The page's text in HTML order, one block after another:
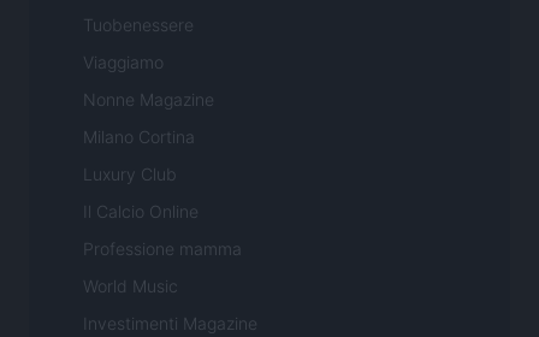
Tuobenessere
Viaggiamo
Nonne Magazine
Milano Cortina
Luxury Club
Il Calcio Online
Professione mamma
World Music
Investimenti Magazine